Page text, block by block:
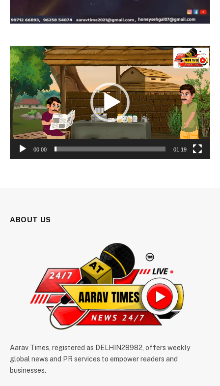
Video
Player
00:00 01:19
ABOUT US
Aarav Times, registered as DELHIN28982, offers weekly
global news and PR services to empower readers and
businesses.